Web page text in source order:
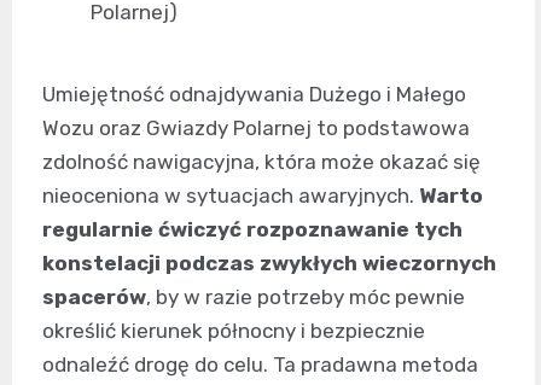
Polarnej)
Umiejętność odnajdywania Dużego i Małego
Wozu oraz Gwiazdy Polarnej to podstawowa
zdolność nawigacyjna, która może okazać się
nieoceniona w sytuacjach awaryjnych. Warto
regularnie ćwiczyć rozpoznawanie tych
konstelacji podczas zwykłych wieczornych
spacerów, by w razie potrzeby móc pewnie
określić kierunek północny i bezpiecznie
odnaleźć drogę do celu. Ta pradawna metoda